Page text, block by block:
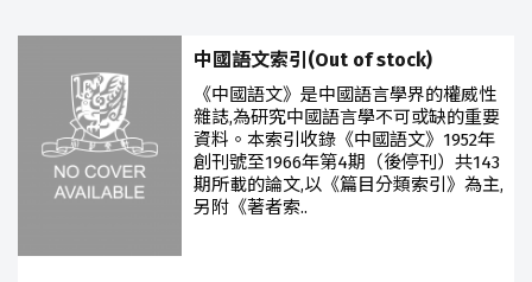
中國語文索引(Out of stock)
《中國語文》是中國語言學界的權威性
雜誌,為研究中國語言學不可或缺的重要
資料。本索引收錄《中國語文》1952年
創刊號至1966年第4期（後停刊）共143
期所載的論文,以《篇目分類索引》為主,
另附《著者索..